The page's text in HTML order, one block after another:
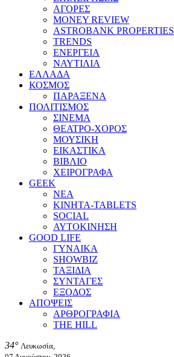
ΑΓΟΡΕΣ
MONEY REVIEW
ASTROBANK PROPERTIES
TRENDS
ΕΝΕΡΓΕΙΑ
ΝΑΥΤΙΛΙΑ
ΕΛΛΑΔΑ
ΚΟΣΜΟΣ
ΠΑΡΑΞΕΝΑ
ΠΟΛΙΤΙΣΜΟΣ
ΣΙΝΕΜΑ
ΘΕΑΤΡΟ-ΧΟΡΟΣ
ΜΟΥΣΙΚΗ
ΕΙΚΑΣΤΙΚΑ
ΒΙΒΛΙΟ
ΧΕΙΡΟΓΡΑΦΑ
GEEK
ΝΕΑ
ΚΙΝΗΤΑ-TABLETS
SOCIAL
ΑΥΤΟΚΙΝΗΣΗ
GOOD LIFE
ΓΥΝΑΙΚΑ
SHOWBIZ
ΤΑΞΙΔΙΑ
ΣΥΝΤΑΓΕΣ
ΕΞΟΔΟΣ
ΑΠΟΨΕΙΣ
ΑΡΘΡΟΓΡΑΦΙΑ
THE HILL
34° Λευκωσία,